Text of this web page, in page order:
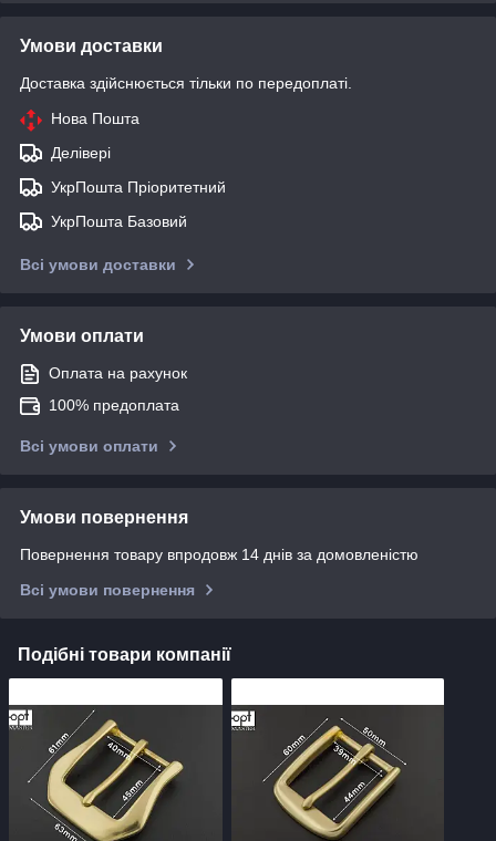
Умови доставки
Доставка здійснюється тільки по передоплаті.
Нова Пошта
Делівері
УкрПошта Пріоритетний
УкрПошта Базовий
Всі умови доставки
Умови оплати
Оплата на рахунок
100% предоплата
Всі умови оплати
Умови повернення
Повернення товару впродовж 14 днів за домовленістю
Всі умови повернення
Подібні товари компанії